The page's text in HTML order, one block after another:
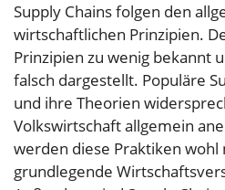
Supply Chains folgen den
wirtschaftlichen Prinzipien.
Prinzipien zu wenig bekannt
falsch dargestellt. Populäre
und ihre Theorien
Volkswirtschaft allgemein
werden diese Praktiken wohl
grundlegende